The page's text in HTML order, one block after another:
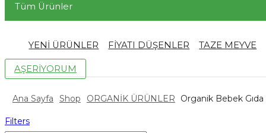
Tüm Ürünler
YENİ ÜRÜNLER FİYATI DÜŞENLER TAZE MEYVE
AŞERİYORUM
Ana Sayfa Shop ORGANİK ÜRÜNLER Organik Bebek
Filters